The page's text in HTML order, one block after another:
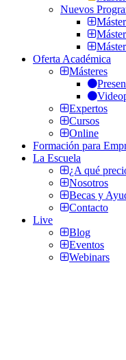
Nuevos
Oferta Académica
Másteres
Expertos
Cursos
Online
Formación para
La Escuela
¿A qué
Nosotros
Becas y
Contacto
Live
Blog
Eventos
Webinars